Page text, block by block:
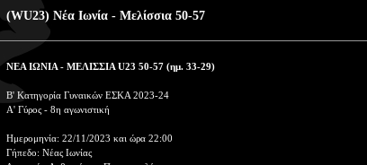
(WU23) Νέα Ιωνία - Μελίσσια 50-57
ΝΕΑ ΙΩΝΙΑ - ΜΕΛΙΣΣΙΑ U23 50-57 (ημ. 33-29)
Β' Κατηγορία Γυναικών ΕΣΚΑ 2023-24
Α' Γύρος - 8η αγωνιστική
Ημερομηνία: 22/11/2023 και ώρα 22:00
Γήπεδο: Νέας Ιωνίας